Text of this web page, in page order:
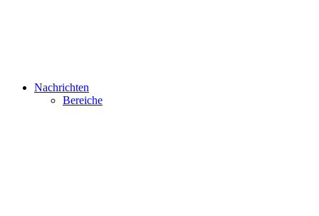
Nachrichten
Bereiche